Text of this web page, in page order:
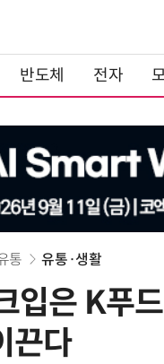
반도체 전자
통 유통·생활
입은 K푸
끈다